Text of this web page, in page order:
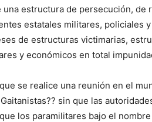
una estructura de persecución,
estatales militares, policiales
de estructuras victimarias,
y económicos en total
se realice una reunión en el
sin que las
los paramilitares bajo el